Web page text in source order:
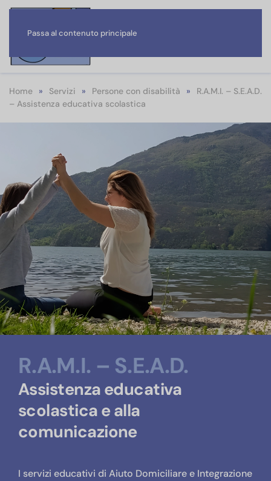
Passa al contenuto principale
Home Servizi Persone con disabilità
R.A.M.I. – S.E.A.D.
– Assistenza educativa scolastica
R.A.M.I. – S.E.A.D.
Assistenza educativa
scolastica e alla
comunicazione
I servizi educativi di Aiuto Domiciliare e Integrazione